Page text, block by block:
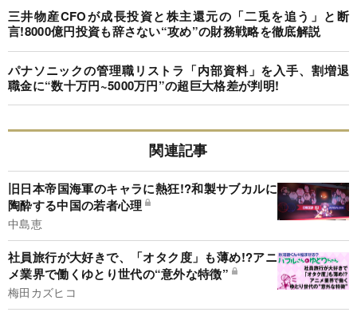
三井物産CFOが成長投資と株主還元の「二兎を追う」と断
言!8000億円投資も辞さない“攻め”の財務戦略を徹底解説
パナソニックの管理職リストラ「内部資料」を入手、割増退
職金に“数十万円~5000万円”の超巨大格差が判明!
関連記事
旧日本帝国海軍のキャラに熱狂!?和製サブカルに
陶酔する中国の若者心理
中島恵
社員旅行が大好きで、「オタク度」も薄め!?アニ
メ業界で働くゆとり世代の“意外な特徴”
梅田カズヒコ